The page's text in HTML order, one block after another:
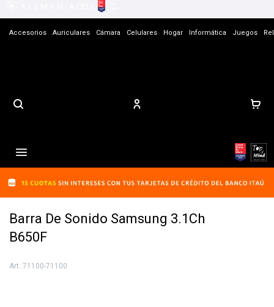
Accesorios Auriculares Cámara Celulares Hogar Informática Juegos

Barra De Sonido Samsung 3.1Ch
B650F
71100-71100